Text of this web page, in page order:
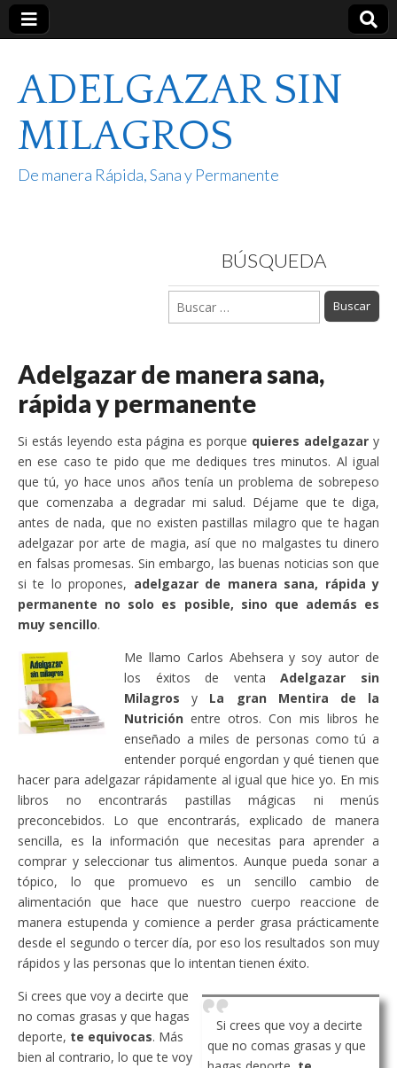
ADELGAZAR SIN
MILAGROS
De manera Rápida, Sana y Permanente
BÚSQUEDA
Buscar:
Adelgazar de manera sana,
rápida y permanente
Si estás leyendo esta página es porque quieres adelgazar y
en ese caso te pido que me dediques tres minutos. Al igual
que tú, yo hace unos años tenía un problema de sobrepeso
que comenzaba a degradar mi salud. Déjame que te diga,
antes de nada, que no existen pastillas milagro que te hagan
adelgazar por arte de magia, así que no malgastes tu dinero
en falsas promesas. Sin embargo, las buenas noticias son que
si te lo propones, adelgazar de manera sana, rápida y
permanente no solo es posible, sino que además es
muy sencillo.
Me llamo Carlos Abehsera y soy autor de
los éxitos de ventaAdelgazar sin
Milagros y La gran Mentira de la
Nutrición entre otros. Con mis libros he
enseñado a miles de personas como tú a
entender porqué engordan y qué tienen que
hacer para adelgazar rápidamente al igual que hice yo. En mis
libros no encontrarás pastillas mágicas ni menús
preconcebidos. Lo que encontrarás, explicado de manera
sencilla, es la información que necesitas para aprender a
comprar y seleccionar tus alimentos. Aunque pueda sonar a
tópico, lo que promuevo es un sencillo cambio de
alimentación que hace que nuestro cuerpo reaccione de
manera estupenda y comience a perder grasa prácticamente
desde el segundo o tercer día, por eso los resultados son muy
rápidos y las personas que lo intentan tienen éxito.
Si crees que voy a decirte
que no comas grasas y que
Si crees que voy a decirte que
no comas grasas y que hagas
deporte, te equivocas. Más
bien al contrario, lo que te voy